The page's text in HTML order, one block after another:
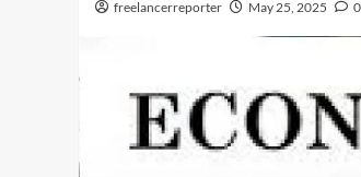
freelancerreporter May 25, 2025 0